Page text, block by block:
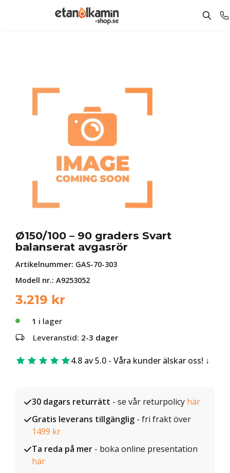
Ø150/100 – 90 graders Svart
balanserat avgasrör
Artikelnummer: GAS-70-303
Modell nr.: A9253052
3.219 kr
1 i lager
Leveranstid: 2-3 dager
4.8 av 5.0 - Våra kunder älskar oss!
30 dagars returrätt - se vår returpolicy här
Gratis leverans tillgänglig - fri frakt över
1499 kr
Ta reda på mer - boka online presentation
här